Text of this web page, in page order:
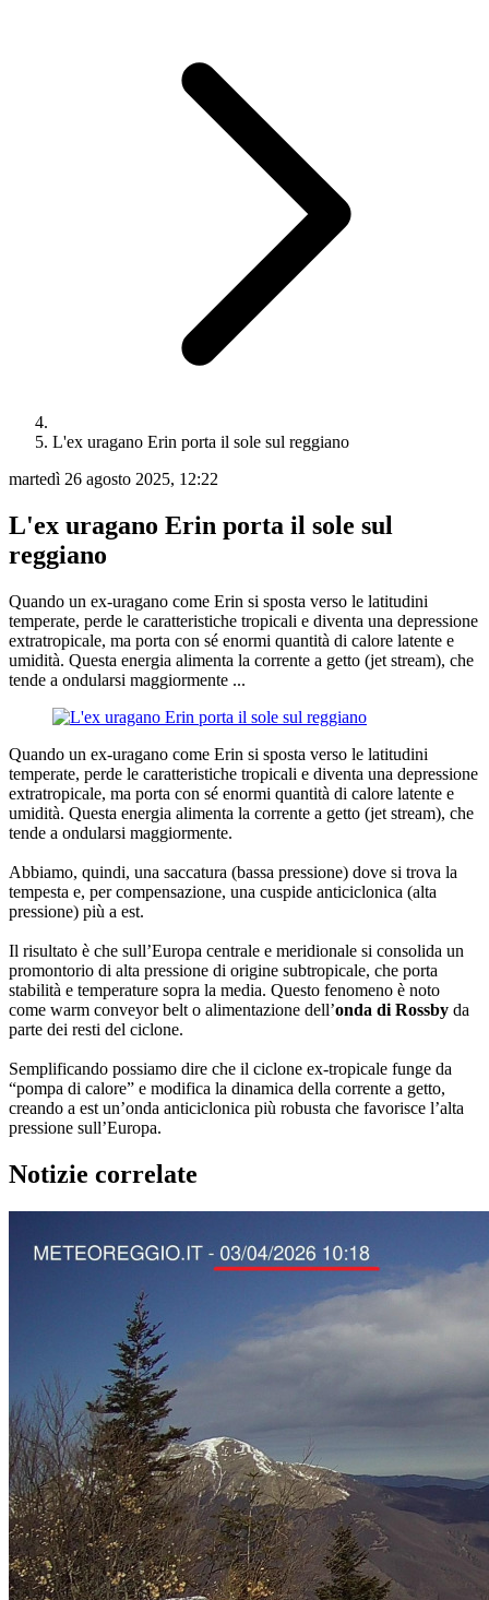
L'ex uragano Erin porta il sole sul reggiano
martedì 26 agosto 2025, 12:22
L'ex uragano Erin porta il sole sul
reggiano
Quando un ex-uragano come Erin si sposta verso le latitudini
temperate, perde le caratteristiche tropicali e diventa una depressione
extratropicale, ma porta con sé enormi quantità di calore latente e
umidità. Questa energia alimenta la corrente a getto (jet stream), che
tende a ondularsi maggiormente ...
Quando un ex-uragano come Erin si sposta verso le latitudini
temperate, perde le caratteristiche tropicali e diventa una depressione
extratropicale, ma porta con sé enormi quantità di calore latente e
umidità. Questa energia alimenta la corrente a getto (jet stream), che
tende a ondularsi maggiormente.
Abbiamo, quindi, una saccatura (bassa pressione) dove si trova la
tempesta e, per compensazione, una cuspide anticiclonica (alta
pressione) più a est.
Il risultato è che sull’Europa centrale e meridionale si consolida un
promontorio di alta pressione di origine subtropicale, che porta
stabilità e temperature sopra la media. Questo fenomeno è noto
come warm conveyor belt o alimentazione dell’onda di Rossby da
parte dei resti del ciclone.
Semplificando possiamo dire che il ciclone ex-tropicale funge da
“pompa di calore” e modifica la dinamica della corrente a getto,
creando a est un’onda anticiclonica più robusta che favorisce l’alta
pressione sull’Europa.
Notizie correlate